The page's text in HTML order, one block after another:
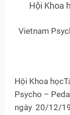
Hội Khoa
Vietnam
Hội Khoa
Psycho –
ngày 20/12/